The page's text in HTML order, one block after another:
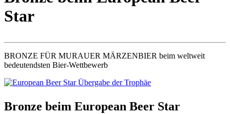
Star
BRONZE FÜR MURAUER MÄRZENBIER beim weltweit
bedeutendsten Bier-Wettbewerb
Bronze beim European Beer Star